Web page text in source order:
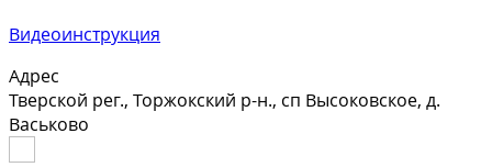
Видеоинструкция
Адрес
Тверской рег., Торжокский р-н., сп Высоковское, д.
Васьково